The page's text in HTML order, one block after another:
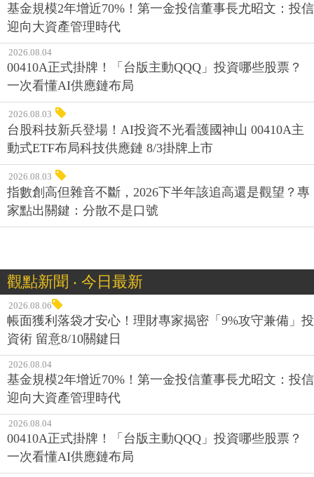
基金規模2年增近70%！第一金投信董事長尤昭文：投信
迎向大資產管理時代
2026.08.04
00410A正式掛牌！「台版主動QQQ」投資哪些股票？
一次看懂AI供應鏈布局
2026.08.03
台股科技新兵登場！AI投資不光看護國神山 00410A主
動式ETF布局科技供應鏈 8/3掛牌上市
2026.08.03
指數創高但雜音不斷，2026下半年該追高還是觀望？專
家點出關鍵：分散不是口號
觀點新聞 ‧ 今日最新
2026.08.06
帳面獲利落袋才安心！理財專家揭密「9%攻守兼備」投
資術 留意8/10關鍵日
2026.08.04
基金規模2年增近70%！第一金投信董事長尤昭文：投信
迎向大資產管理時代
2026.08.04
00410A正式掛牌！「台版主動QQQ」投資哪些股票？
一次看懂AI供應鏈布局